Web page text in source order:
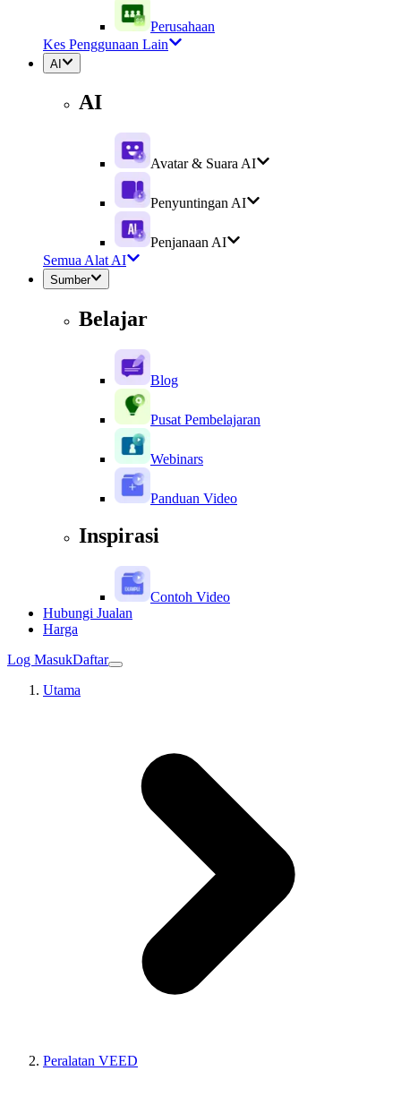
Perusahaan
Kes Penggunaan Lain
AI
AI
Avatar & Suara AI
Penyuntingan AI
Penjanaan AI
Semua Alat AI
Sumber
Belajar
Blog
Pusat Pembelajaran
Webinars
Panduan Video
Inspirasi
Contoh Video
Hubungi Jualan
Harga
Log MasukDaftar
Utama
Peralatan VEED